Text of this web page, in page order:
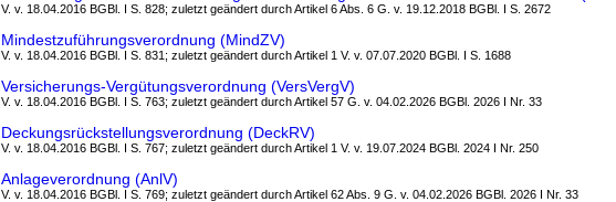
V. v. 18.04.2016 BGBl. I S. 828; zuletzt geändert durch Artikel 6 Abs. 6 G. v. 19.12.2018 BGBl. I S. 2672
Mindestzuführungsverordnung (MindZV)
V. v. 18.04.2016 BGBl. I S. 831; zuletzt geändert durch Artikel 1 V. v. 07.07.2020 BGBl. I S. 1688
Versicherungs-Vergütungsverordnung (VersVergV)
V. v. 18.04.2016 BGBl. I S. 763; zuletzt geändert durch Artikel 57 G. v. 04.02.2026 BGBl. 2026 I Nr. 33
Deckungsrückstellungsverordnung (DeckRV)
V. v. 18.04.2016 BGBl. I S. 767; zuletzt geändert durch Artikel 1 V. v. 19.07.2024 BGBl. 2024 I Nr. 250
Anlageverordnung (AnlV)
V. v. 18.04.2016 BGBl. I S. 769; zuletzt geändert durch Artikel 62 Abs. 9 G. v. 04.02.2026 BGBl. 2026 I Nr. 33